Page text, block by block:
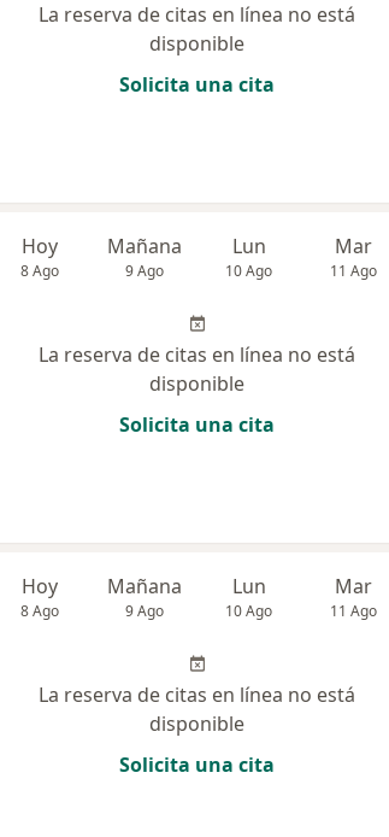
La reserva de citas en línea no está
disponible
Solicita una cita
Hoy
8 Ago
Mañana
9 Ago
Lun
10 Ago
Mar
11 Ago
La reserva de citas en línea no está
disponible
Solicita una cita
Hoy
8 Ago
Mañana
9 Ago
Lun
10 Ago
Mar
11 Ago
La reserva de citas en línea no está
disponible
Solicita una cita